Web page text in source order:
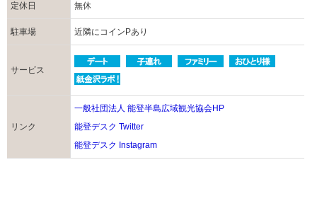
定休日 無休
駐車場 近隣にコインPあり
サービス
リンク
一般社団法人 能登半島広域観光協会HP
能登デスク Twitter
能登デスク Instagram